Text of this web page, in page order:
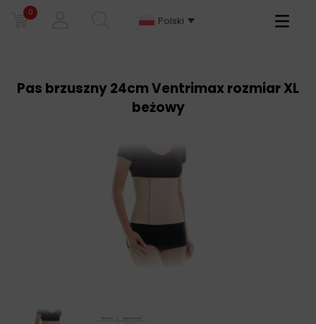
0
Polski
Primary
Pas brzuszny 24cm Ventrimax rozmiar XL
beżowy